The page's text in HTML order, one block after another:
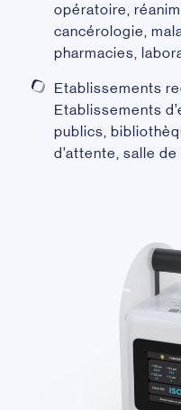
opératoire,
cancérologie,
pharmacies,
Etablissements
Etablissements
publics,
d’attente, salle